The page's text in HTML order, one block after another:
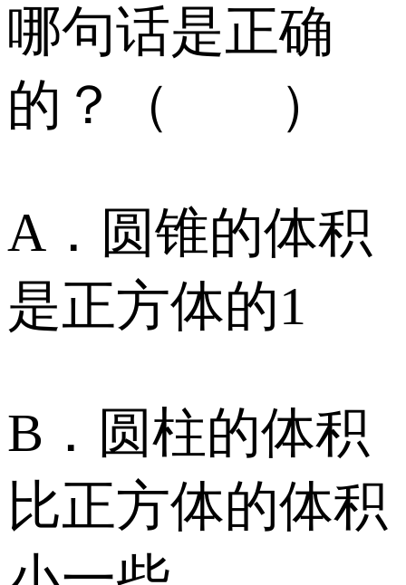
哪句话是正确
的？（ ）
A．圆锥的体积
是正方体的1
B．圆柱的体积
比正方体的体积